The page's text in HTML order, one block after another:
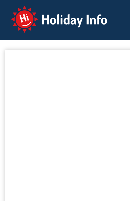
Holiday Info